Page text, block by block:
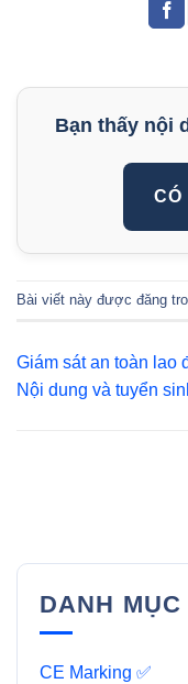
Bạn thấy nội
CÓ
Bài viết này được đăng
Giám sát an toàn lao
Nội dung và tuyển
DANH MỤC
CE Marking ✅